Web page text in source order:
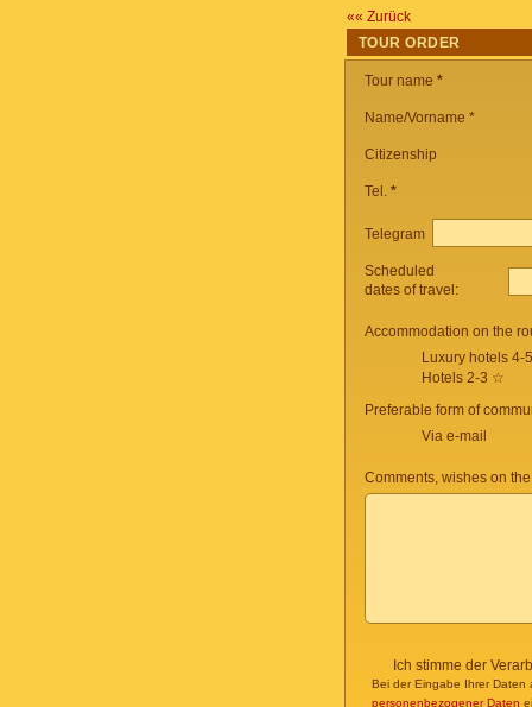
«« Zurück
TOUR ORDER
Tour name *
Name/Vorname *
Citizenship
Tel. *
Telegram
Scheduled
dates of travel:
Accommodation on the
Luxury hotels 4-
Hotels 2-3 ☆
Preferable form of
Via e-mail
Comments, wishes on
Ich stimme der
Bei der Eingabe Ihrer Daten
personenbezogener Daten